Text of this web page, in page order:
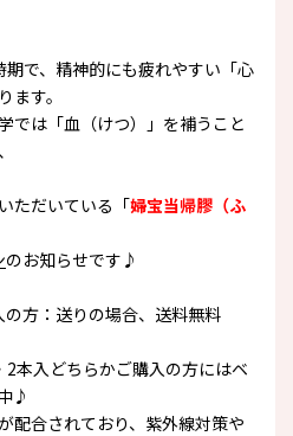
で、精神的にも疲れやすい「心
ます。
では「血（けつ）」を補うこと
ただいている 「婦宝当帰膠（ふ
のお知らせです♪
の方：送りの場合、送料無料
本入どちらかご購入の方にはベ
♪
配合されており、紫外線対策や